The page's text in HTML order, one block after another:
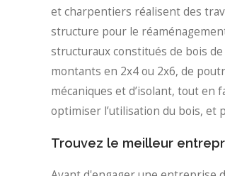
et charpentiers réalisent des
structure pour le
structuraux constitués de bois
montants en 2x4 ou 2x6, de
mécaniques et d’isolant, tout
optimiser l’utilisation du bois, et
Trouvez le meilleur